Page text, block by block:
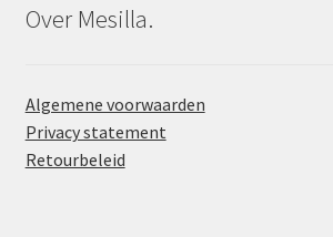
Over Mesilla.
Algemene voorwaarden
Privacy statement
Retourbeleid